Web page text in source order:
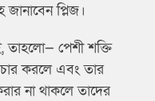
প্লিজ।
তাহলো— পেশী শক্তি
করলে এবং তার
না থাকলে তাদের